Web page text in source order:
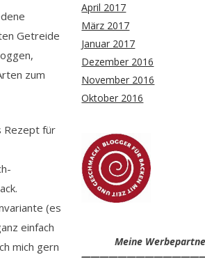
Getreide
zum
Rezept für
(es
einfach
mich gern
April 2017
März 2017
Januar 2017
Dezember 2016
November 2016
Oktober 2016
Meine Werbepartner